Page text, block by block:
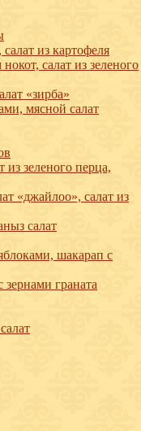
из картофеля
салат из зеленого
«зирба»
мясной салат
из зеленого перца,
«джайлоо», салат из
салат
шакарап с
зернами граната